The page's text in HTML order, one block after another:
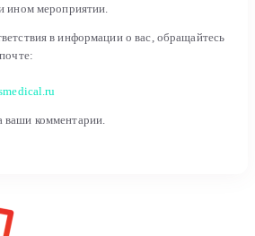
ином мероприятии.
в информации о вас, обращайтесь
комментарии.